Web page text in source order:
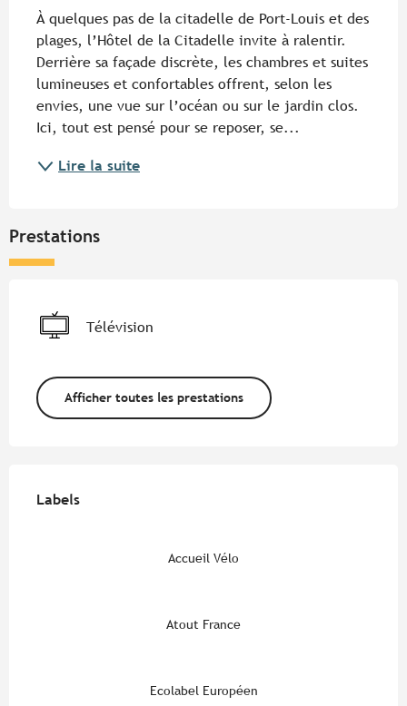
À quelques pas de la citadelle de Port-Louis et des
plages, l’Hôtel de la Citadelle invite à ralentir.
Derrière sa façade discrète, les chambres et suites
lumineuses et confortables offrent, selon les
envies, une vue sur l’océan ou sur le jardin clos.
Ici, tout est pensé pour se reposer, se...
Lire la suite
Prestations
Télévision
Afficher toutes les prestations
Labels
Labels
Accueil Vélo
Atout France
Ecolabel Européen